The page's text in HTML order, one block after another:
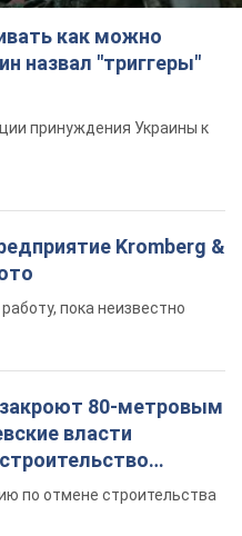
как можно
назвал "триггеры"
принуждения Украины к
Kromberg &
пока неизвестно
80-метровым
власти
верующего"
по отмене строительства